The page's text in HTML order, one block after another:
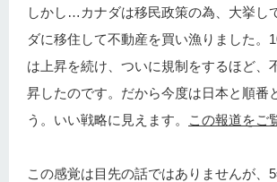
しかし…カナダは移民政策の為、大挙し
ダに移住して不動産を買い漁りました。
は上昇を続け、ついに規制をするほど、
昇したのです。だから今度は日本と順番
う。いい戦略に見えます。
この報道をご
この感覚は目先の話ではありませんが、